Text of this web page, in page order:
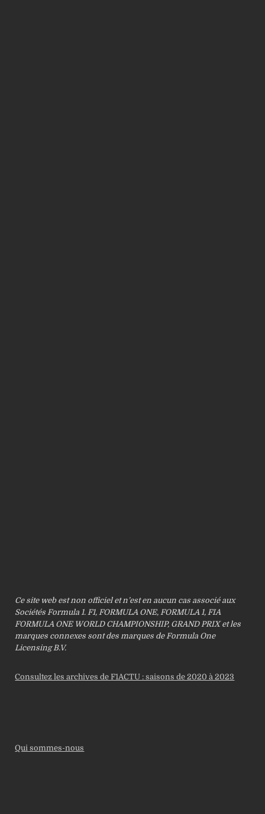
Ce site web est non officiel et n’est en aucun cas associé aux
Sociétés Formula 1. F1, FORMULA ONE, FORMULA 1, FIA
FORMULA ONE WORLD CHAMPIONSHIP, GRAND PRIX et les
marques connexes sont des marques de Formula One
Licensing B.V.
Consultez les archives de F1ACTU : saisons de 2020 à 2023
Qui sommes-nous